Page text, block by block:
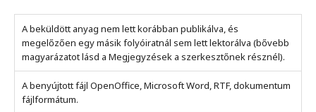
A beküldött anyag nem lett korábban publikálva, és
megelőzően egy másik folyóiratnál sem lett lektorálva (bővebb
magyarázatot lásd a Megjegyzések a szerkesztőnek résznél).
A benyújtott fájl OpenOffice, Microsoft Word, RTF, dokumentum
fájlformátum.